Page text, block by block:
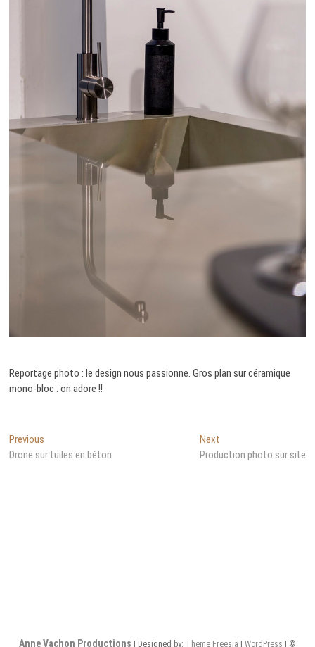
Reportage photo : le design nous passionne. Gros plan sur céramique
mono-bloc : on adore !!
Navigation
de
Previous
post:
Drone sur tuiles en béton
NextNext
post:
Production photo sur site
Anne Vachon Productions | Designed by: Theme Freesia |WordPress | ©